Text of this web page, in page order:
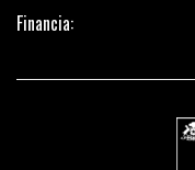
Financia: